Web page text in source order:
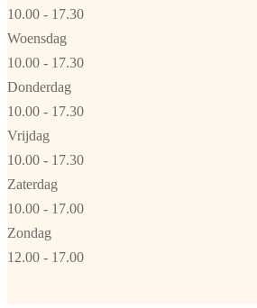
10.00 - 17.30
Woensdag
10.00 - 17.30
Donderdag
10.00 - 17.30
Vrijdag
10.00 - 17.30
Zaterdag
10.00 - 17.00
Zondag
12.00 - 17.00